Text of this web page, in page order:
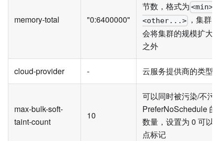
memory-total "0:6400000"
节数，格式为
<other...> ，集群
会将集群的规模扩大
之外
cloud-provider - 云服务提供商的类型
max-bulk-soft-
taint-count
10
可以同时被污染/不污
PreferNoSchedule 的
数量，设置为 0 可以
点标记